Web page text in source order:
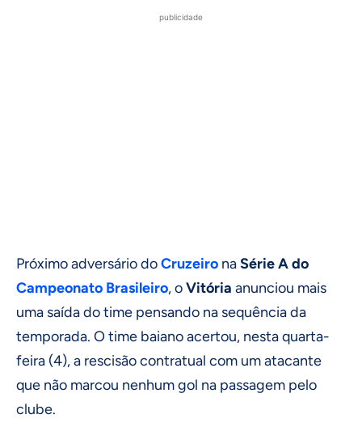
publicidade
Próximo adversário doCruzeiro naSérie A do
Campeonato Brasileiro, oVitória anunciou mais
uma saída do time pensando na sequência da
temporada. O time baiano acertou, nesta quarta-
feira (4), a rescisão contratual com um atacante
que não marcou nenhum gol na passagem pelo
clube.